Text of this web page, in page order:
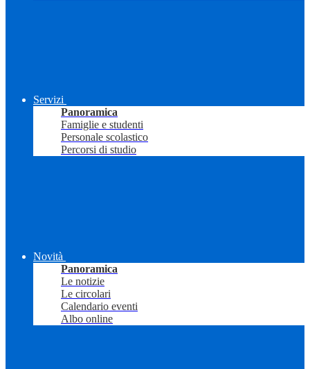
Servizi
Panoramica
Famiglie e studenti
Personale scolastico
Percorsi di studio
Novità
Panoramica
Le notizie
Le circolari
Calendario eventi
Albo online